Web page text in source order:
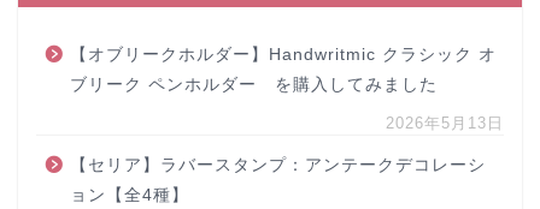
【オブリークホルダー】Handwritmic クラシック オ
ブリーク ペンホルダー を購入してみました
2026年5月13日
【セリア】ラバースタンプ：アンテークデコレーシ
ョン【全4種】